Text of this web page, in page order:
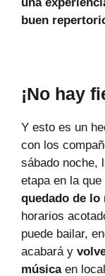
buen
¡No hay
Y esto es un
con los
sábado noche,
etapa en la
quedado de
horarios
puede bailar,
acabará y
músicaen